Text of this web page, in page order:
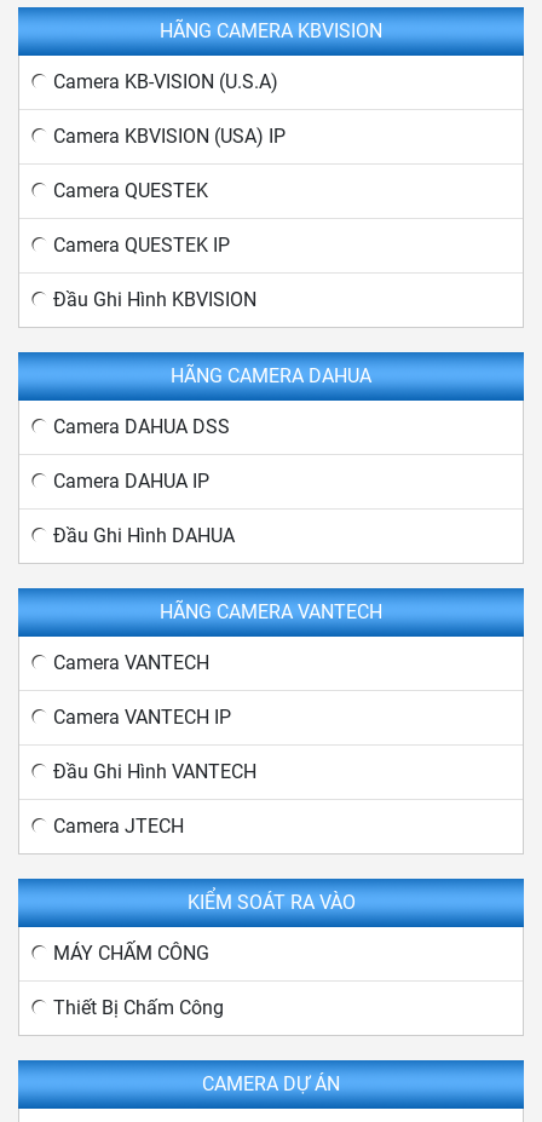
HÃNG CAMERA KBVISION
Camera KB-VISION (U.S.A)
Camera KBVISION (USA) IP
Camera QUESTEK
Camera QUESTEK IP
Đầu Ghi Hình KBVISION
HÃNG CAMERA DAHUA
Camera DAHUA DSS
Camera DAHUA IP
Đầu Ghi Hình DAHUA
HÃNG CAMERA VANTECH
Camera VANTECH
Camera VANTECH IP
Đầu Ghi Hình VANTECH
Camera JTECH
KIỂM SOÁT RA VÀO
MÁY CHẤM CÔNG
Thiết Bị Chấm Công
CAMERA DỰ ÁN